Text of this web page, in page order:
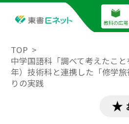
教科の広場
TOP
中学国語科「調べて考えたこと
年）技術科と連携した「修学
りの実践